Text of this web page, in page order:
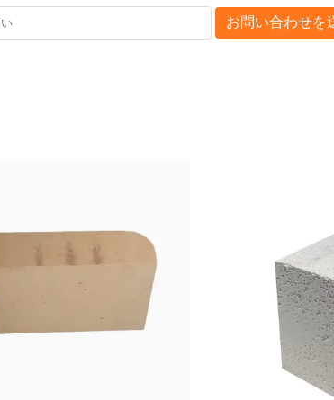
お問い合わせを